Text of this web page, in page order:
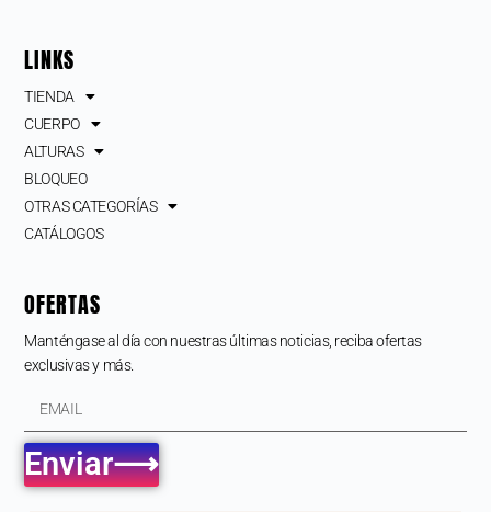
LINKS
TIENDA
CUERPO
ALTURAS
BLOQUEO
OTRAS CATEGORÍAS
CATÁLOGOS
OFERTAS
Manténgase al día con nuestras últimas noticias, reciba ofertas
exclusivas y más.
Enviar⟶